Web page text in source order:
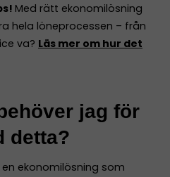
Med rätt ekonomilösning
hela löneprocessen – från
va? Läs mer om hur det
jag för
detta?
ekonomilösning som